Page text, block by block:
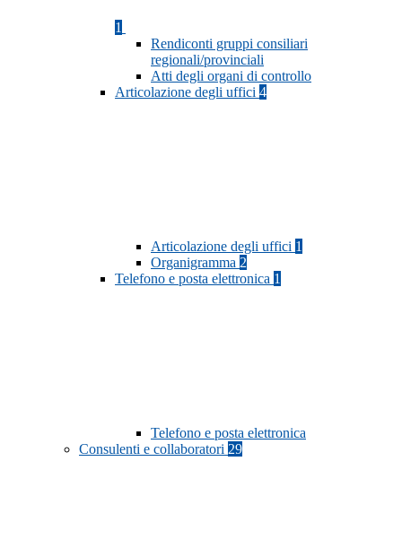
1
Rendiconti gruppi consiliari
regionali/provinciali
Atti degli organi di controllo
Articolazione degli uffici 4
Articolazione degli uffici 1
Organigramma 2
Telefono e posta elettronica 1
Telefono e posta elettronica
Consulenti e collaboratori 29